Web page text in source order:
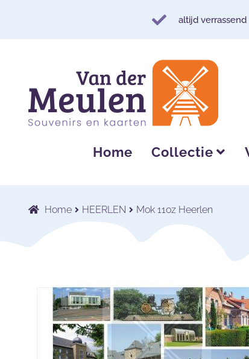
altijd verrassend
navigatie
inhoud
Home Collectie
Home HEERLEN Mok 11oz Heerlen